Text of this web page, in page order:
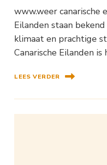
www.weer canarische
Eilanden staan
klimaat en prachtige
Canarische Eilanden
LEES VERDER